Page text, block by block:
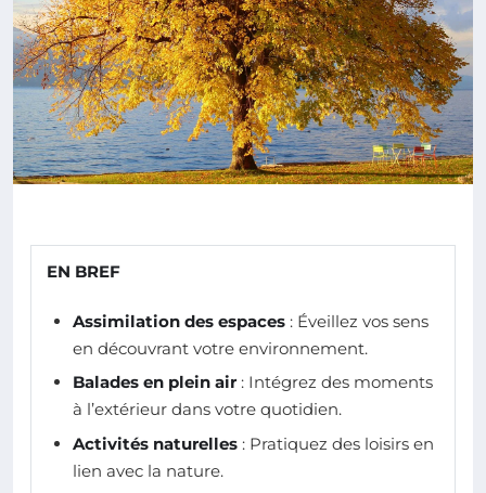
EN BREF
Assimilation des espaces : Éveillez vos sens
en découvrant votre environnement.
Balades en plein air : Intégrez des moments
à l’extérieur dans votre quotidien.
Activités naturelles : Pratiquez des loisirs en
lien avec la nature.